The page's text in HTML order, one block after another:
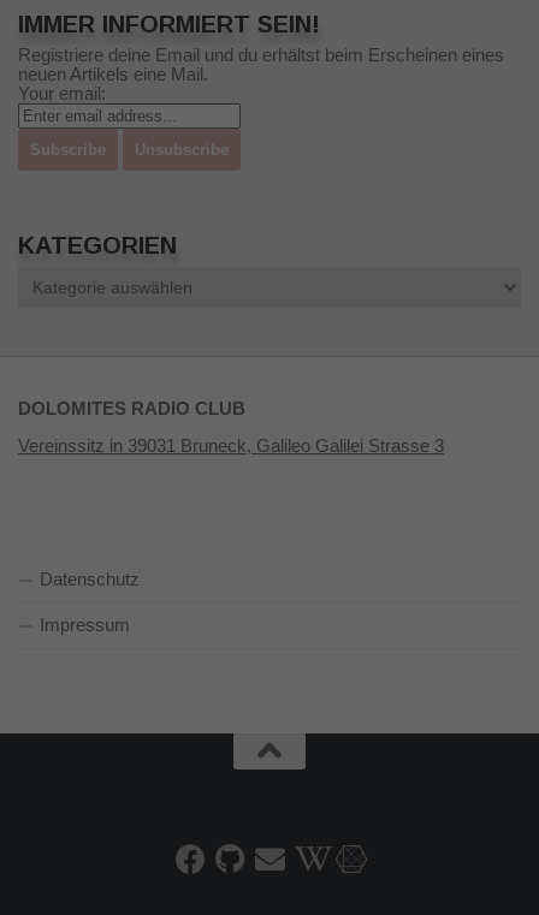
IMMER INFORMIERT SEIN!
Registriere deine Email und du erhältst beim Erscheinen eines
neuen Artikels eine Mail.
Your email:
KATEGORIEN
DOLOMITES RADIO CLUB
Vereinssitz in 39031 Bruneck, Galileo Galilei Strasse 3
Datenschutz
Impressum